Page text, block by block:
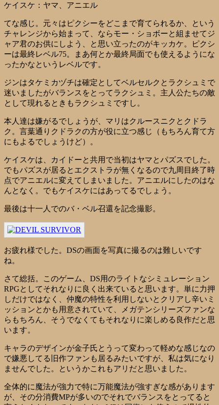
ケイスケ：ヤマ、アニエル
てな感じ。元々はピクシーをどこまで育てられるか、という
チャレンジから始まって、ならモー・ショボーと組ませてジ
ャア君のお供にしよう、と思い立ったのがキッカケ。ピクシ
ーは最終レベル75。まあ何とか最終局面でも使えるようにな
ったかなというレベルです。
ジンはタケミカヅチは確定としてベルセルクとラクシュミで
迷いましたがバランスをとってラクシュミ。主人公たちの敵
として現れるときもラクシュミですし。
本人達は嫌がるでしょうが、マリはクルースニクとクドラ
ク。言葉通りクドラクの方が役に立つ感じ（もちろん育て方
にもよるでしょうけど）。
ケイスケは、カイドーと共用で当初はヤマとパズスでした。
でもパズスが居るとエクストラが無くなるので九周目終了時
点でアニエルに変えてしまいました。アニエルにしたのはな
んとなく。でもケイスケにはあってるでしょう。
最後は十一人でのバ・ベル召還を記念撮影。
お疲れ様でした。DSの画面を写真に撮るのは難しいです
ね。
さて総括。このゲーム、DS用のライトなシミュレーション
RPGとしてそれなりに良く出来ていると思います。単に力押
しだけではなく、仲魔の特性を利用しないとクリアし辛いミ
ッションとかも用意されていて、メガテンシリーズファンな
らもちろん、そうでなくてもそれなりに楽しめる良作だと思
います。
キャラのデザインが金子氏とうって変わって軽めな感じなの
で嫌悪してる旧作ファンも居るみたいですが、私は気になり
ませんでした。というかこれもアリだと思いました。
全体的に魔法が強力で特に万能魔法が強すぎな感があります
が、その分消費MPが多いのでそれでバランスをとってると